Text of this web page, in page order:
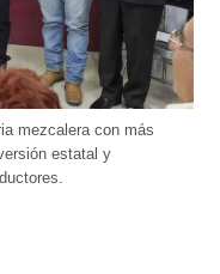
mezcalera con más
estatal y